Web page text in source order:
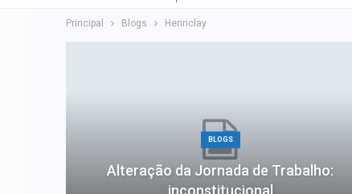
Principal Blogs Henriclay
BLOGS
Alteração da Jornada de Trabalho:
inconstitucional